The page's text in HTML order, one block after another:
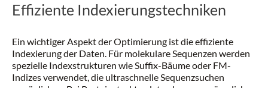
Effiziente Indexierungstechniken
Ein wichtiger Aspekt der Optimierung ist die effiziente
Indexierung der Daten. Für molekulare Sequenzen werden
spezielle Indexstrukturen wie Suffix-Bäume oder FM-
Indizes verwendet, die ultraschnelle Sequenzsuchen